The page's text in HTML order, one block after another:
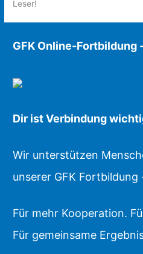
Leser!
GFK Online-Fortbildung
Dir ist Verbindung
Wir unterstützen
unserer GFK
Für mehr Kooperation.
Für gemeinsame